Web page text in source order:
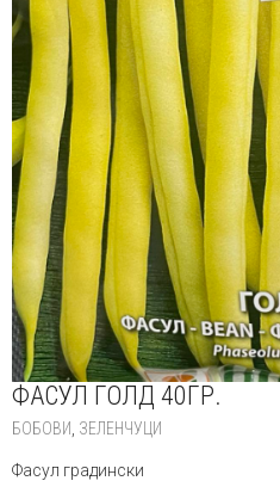
ФАСУЛ ГОЛД 40ГР.
БОБОВИ ЗЕЛЕНЧУЦИ
Фасул градински